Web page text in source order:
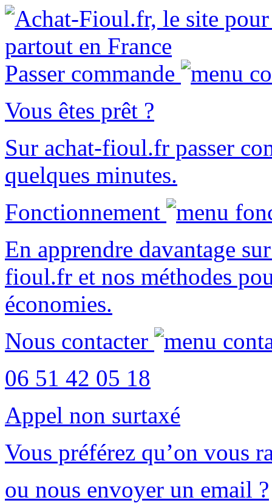
Passer commande
Vous êtes prêt ?
Sur achat-fioul.fr passer
quelques minutes.
Fonctionnement
En apprendre davantage
fioul.fr et nos méthodes
économies.
Nous contacter
06 51 42 05 18
Appel non surtaxé
Vous préférez qu’on vous
ou nous envoyer un email ?